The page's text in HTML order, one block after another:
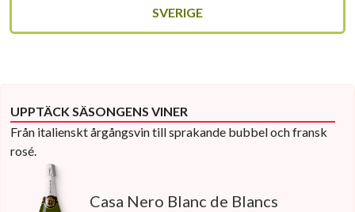
SVERIGE
UPPTÄCK SÄSONGENS VINER
Från italienskt årgångsvin till sprakande bubbel och fransk
rosé.
Casa Nero Blanc de Blancs